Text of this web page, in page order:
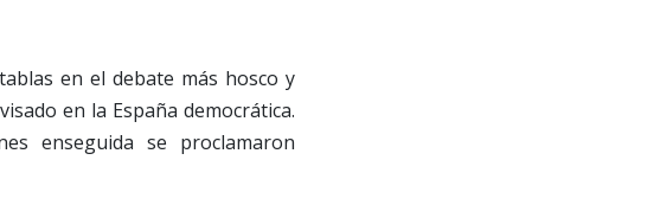
en el debate más hosco y
en la España democrática.
enseguida se proclamaron